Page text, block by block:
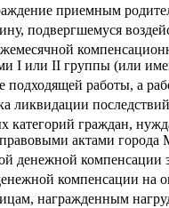
приемным
подвергшемуся
I или II группы (или
подходящей работы, а
ликвидации
категорий граждан,
актами города
денежной компенсации
компенсации на
награжденным